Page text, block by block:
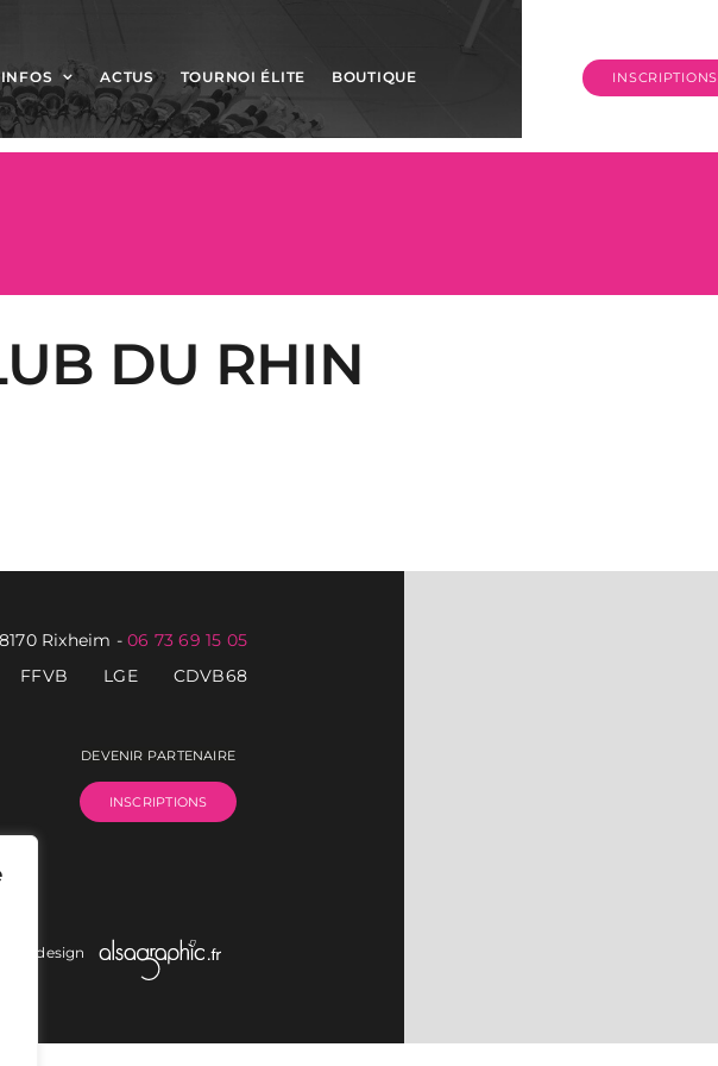
INFOS ACTUS TOURNOI ÉLITE BOUTIQUE INSCRIPTIONS
DU RHIN
Rixheim -06 73 69 15 05
FFVB LGE CDVB68
DEVENIR PARTENAIRE
INSCRIPTIONS
et design